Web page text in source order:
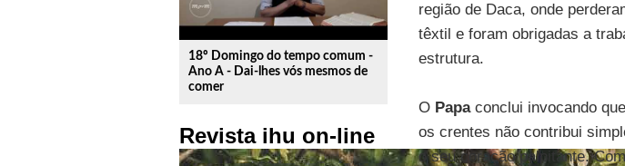
18º Domingo do tempo comum -
Ano A - Dai-lhes vós mesmos de
comer
Revista ihu on-line
região de Daca, onde
têxtil e foram obrigadas a
estrutura.
O Papaconclui invocando
os crentes não contribui
o seu coração palpitante.